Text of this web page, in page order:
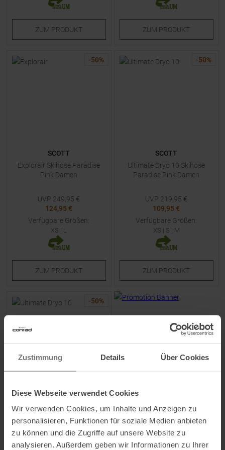
Zustimmung Details Über Cookies
Diese Webseite verwendet Cookies
Wir verwenden Cookies, um Inhalte und Anzeigen zu
personalisieren, Funktionen für soziale Medien anbieten
zu können und die Zugriffe auf unsere Website zu
analysieren. Außerdem geben wir Informationen zu Ihrer
ZUM PRODUKT ZUM PRODUKT
-50%
SCOTT
Explorair Skihose Paradise
Pink Damen
UVP 249,95 €
124,95 €
Verfügbare Größen:
XS | L
ZUM PRODUKT
-50%
SCOTT
Ultimate Dryo 10 Skihose
Paradise Pink Damen
UVP 219,95 €
109,95 €
Verfügbare Größen:
XS | S | M
ZUM PRODUKT
-50%
SCOTT
Ultimate Dryo 10 Skijacke
Damen